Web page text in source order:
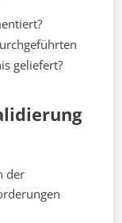
geliefert?
der